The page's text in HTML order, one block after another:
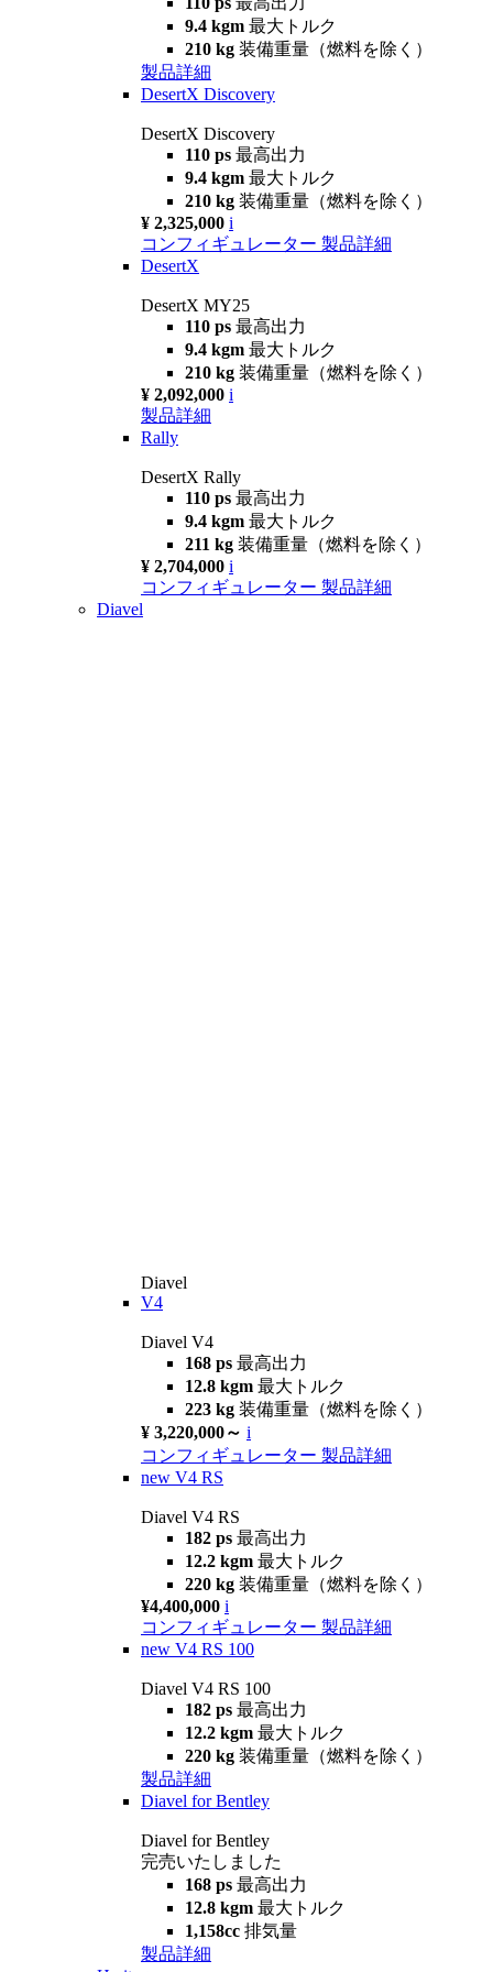
9.4 kgm 最大トルク
210 kg 装備重量（燃料を除く）
製品詳細
DesertX Discovery
DesertX Discovery
110 ps 最高出力
9.4 kgm 最大トルク
210 kg 装備重量（燃料を除く）
¥ 2,325,000 i
コンフィギュレーター 製品詳細
DesertX
DesertX MY25
110 ps 最高出力
9.4 kgm 最大トルク
210 kg 装備重量（燃料を除く）
¥ 2,092,000 i
製品詳細
Rally
DesertX Rally
110 ps 最高出力
9.4 kgm 最大トルク
211 kg 装備重量（燃料を除く）
¥ 2,704,000 i
コンフィギュレーター 製品詳細
Diavel
Diavel
V4
Diavel V4
168 ps 最高出力
12.8 kgm 最大トルク
223 kg 装備重量（燃料を除く）
¥ 3,220,000～ i
コンフィギュレーター 製品詳細
new V4 RS
Diavel V4 RS
182 ps 最高出力
12.2 kgm 最大トルク
220 kg 装備重量（燃料を除く）
¥4,400,000 i
コンフィギュレーター 製品詳細
new V4 RS 100
Diavel V4 RS 100
182 ps 最高出力
12.2 kgm 最大トルク
220 kg 装備重量（燃料を除く）
製品詳細
Diavel for Bentley
Diavel for Bentley
完売いたしました
168 ps 最高出力
12.8 kgm 最大トルク
1,158cc 排気量
製品詳細